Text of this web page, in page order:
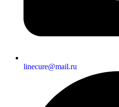
linecure@mail.ru